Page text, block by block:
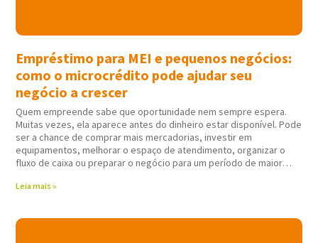
Empréstimo para MEI e pequenos negócios:
como o microcrédito pode ajudar seu
negócio a crescer
Quem empreende sabe que oportunidade nem sempre espera.
Muitas vezes, ela aparece antes do dinheiro estar disponível. Pode
ser a chance de comprar mais mercadorias, investir em
equipamentos, melhorar o espaço de atendimento, organizar o
fluxo de caixa ou preparar o negócio para um período de maior
Leia mais »